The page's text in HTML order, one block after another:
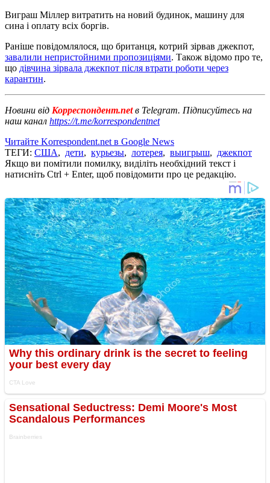
Виграш Міллер витратить на новий будинок, машину для
сина і оплату всіх боргів.
Раніше повідомлялося, що британця, котрий зірвав джекпот,
завалили непристойними пропозиціями. Також відомо про те,
що дівчина зірвала джекпот після втрати роботи через
карантин.
Новини від Корреспондент.netв Telegram. Підписуйтесь на
наш канал https://t.me/korrespondentnet
Читайте Korrespondent.net в Google News
ТЕГИ: США, дети, курьезы, лотерея, выигрыш, джекпот
Якщо ви помітили помилку, виділіть необхідний текст і
натисніть Ctrl + Enter, щоб повідомити про це редакцію.